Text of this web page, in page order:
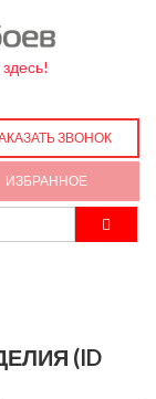
ЗВОНОК
ИЗБРАННОЕ
(ID